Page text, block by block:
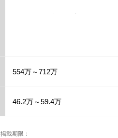
◆弊社独自のＩＴエンジニアと
▶「自分の請求額がいくらか分
554万～712万
46.2万～59.4万
掲載期限：